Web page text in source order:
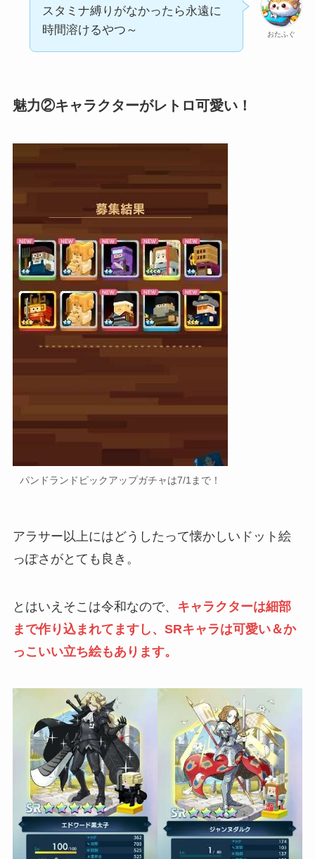
おたふぐ
スタミナ縛りがなかったら永遠に
時間溶けるやつ～
魅力②キャラクターがレトロ可愛い！
パンドランドピックアップガチャは7/1まで！
アラサー以上にはどうしたって懐かしいドット絵
っぽさがとても良き。
とはいえそこは令和なので、 キャラクターは細部
まで作り込まれてますし、SRキャラは可愛い＆か
っこいい立ち絵もあります。